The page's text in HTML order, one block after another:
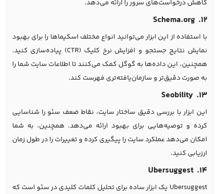
کاهش درخواست‌های سرور را ارائه می‌دهد.
۱۲. Schema.org
با استفاده از این ابزار می‌توانید انواع مختلف اسکیماها را برای بهبود
نمایش نتایج جستجو و افزایش نرخ کلیک (CTR) پیاده‌سازی کنید.
همچنین، این داده‌ها به گوگل کمک می‌کنند تا اطلاعات سایت شما را
به صورت دقیق‌تر و سازمان‌یافته‌تری فهرست کند.
۱۳. Seobility
این ابزار با بررسی دقیق ساختار سایت، نقاط ضعف سئو را شناسایی
کرده و توصیه‌هایی برای بهبود ارائه می‌دهد. همچنین، به شما
امکان می‌دهد عملکرد سایت را پیگیری کرده و تغییرات را در طول زمان
ارزیابی کنید.
۱۴. Ubersuggest
Ubersuggest یک ابزار ساده برای تحلیل کلمات کلیدی در سئو است که